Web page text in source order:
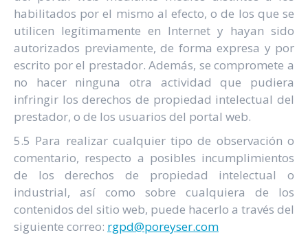
habilitados por el mismo al efecto, o de los que se
utilicen legítimamente en Internet y hayan sido
autorizados previamente, de forma expresa y por
escrito por el prestador. Además, se compromete a
no hacer ninguna otra actividad que pudiera
infringir los derechos de propiedad intelectual del
prestador, o de los usuarios del portal web.
5.5 Para realizar cualquier tipo de observación o
comentario, respecto a posibles incumplimientos
de los derechos de propiedad intelectual o
industrial, así como sobre cualquiera de los
contenidos del sitio web, puede hacerlo a través del
siguiente correo: rgpd@poreyser.com